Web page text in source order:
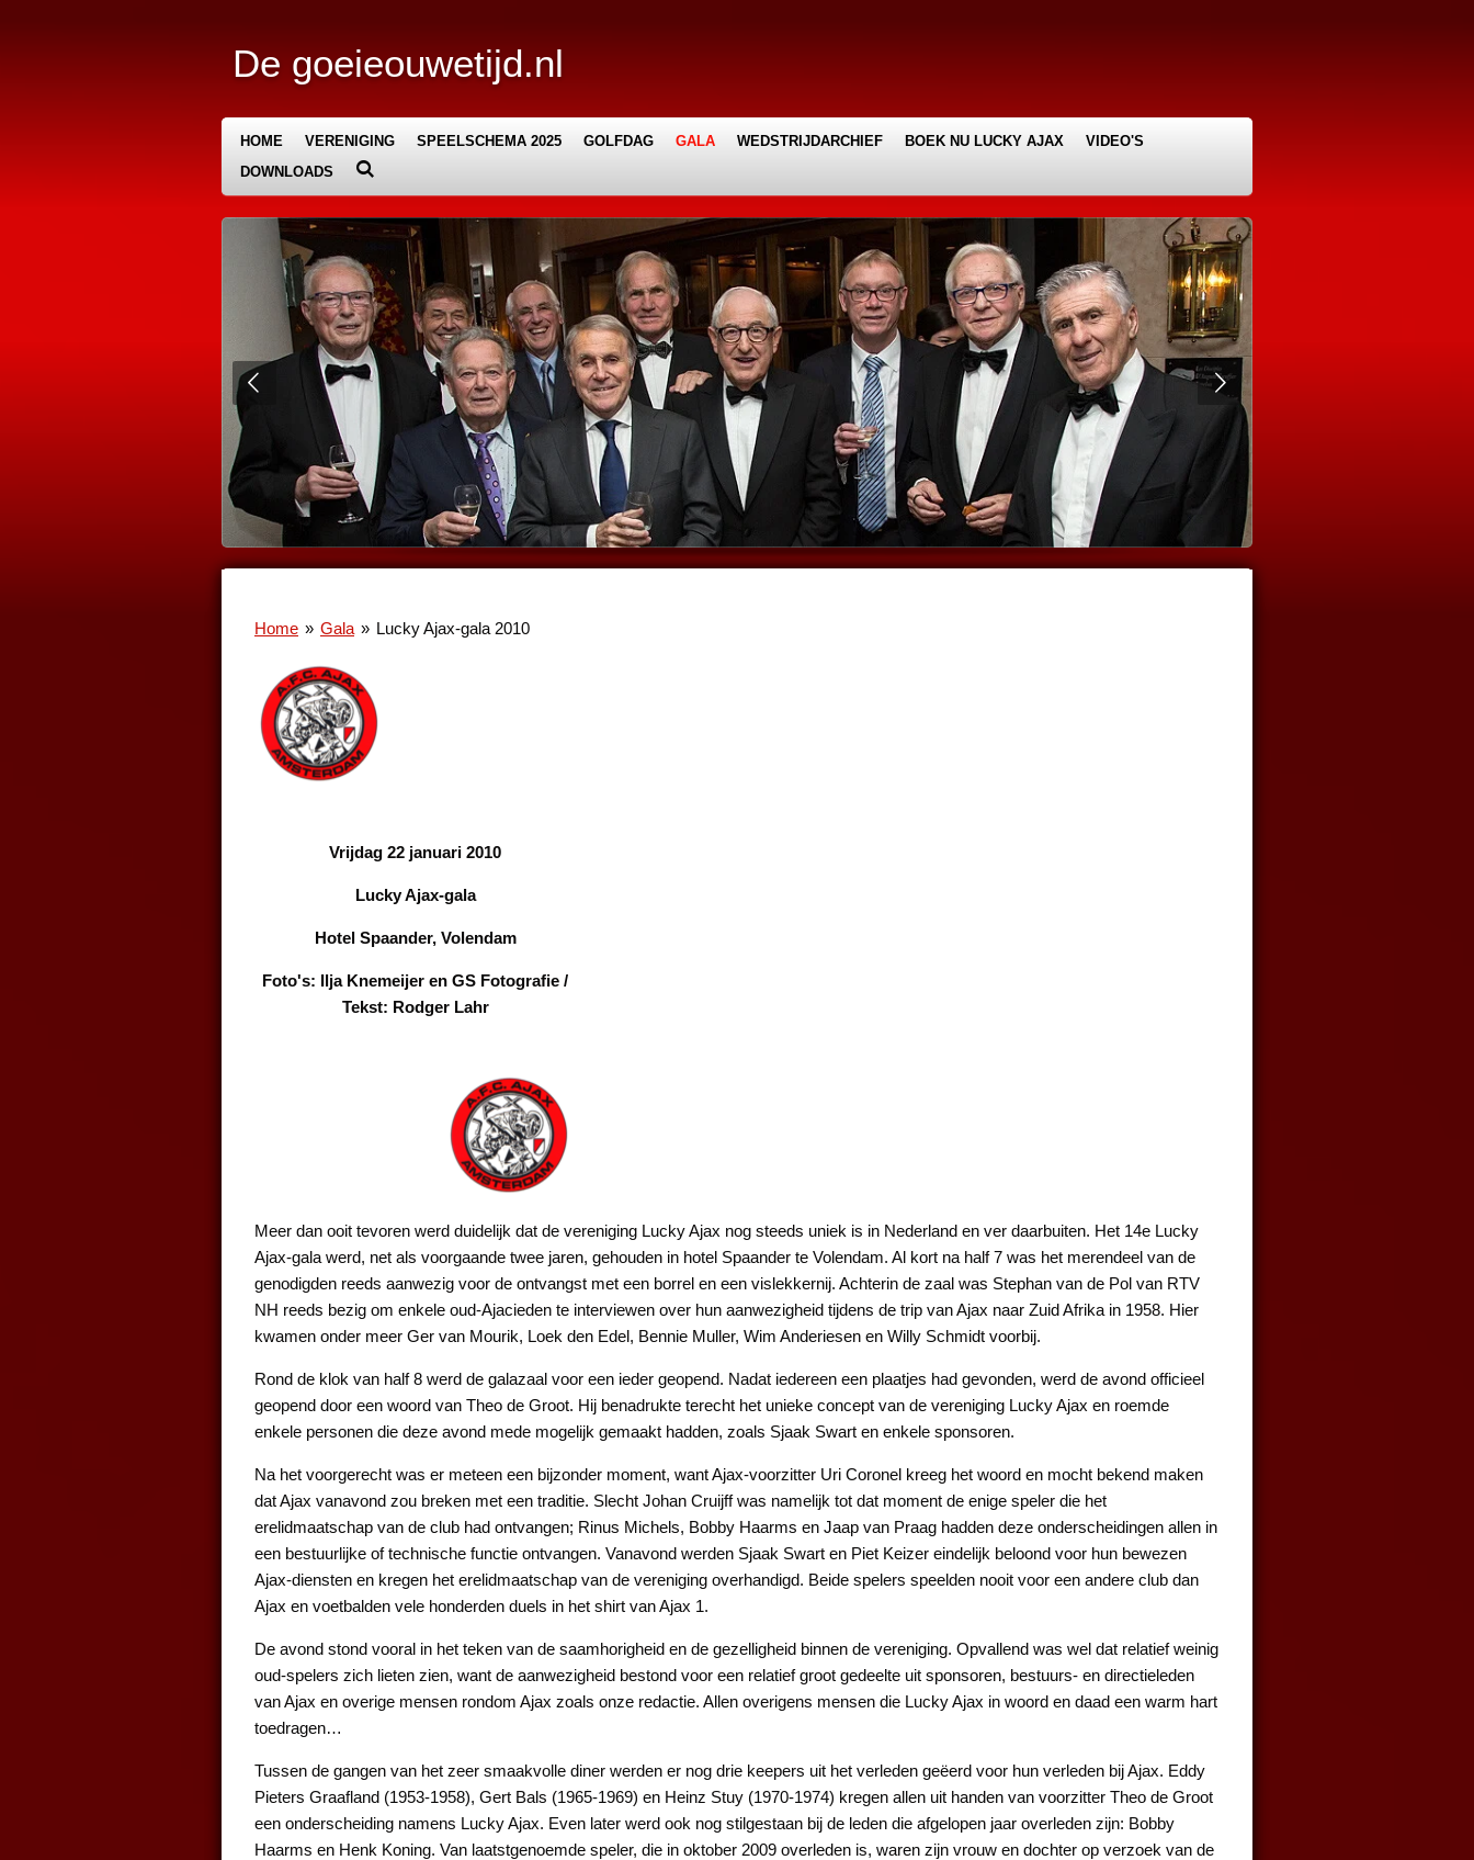
De goeieouwetijd.nl
HOME VERENIGING SPEELSCHEMA 2025 GOLFDAG GALA WEDSTRIJDARCHIEF BOEK NU LUCKY AJAX
VIDEO'S
DOWNLOADS
Home » Gala » Lucky Ajax-gala 2010
Vrijdag 22 januari 2010
Lucky Ajax-gala
Hotel Spaander, Volendam
Foto's: Ilja Knemeijer en GS Fotografie /
Tekst: Rodger Lahr
Meer dan ooit tevoren werd duidelijk dat de vereniging Lucky Ajax nog steeds uniek is in Nederland en ver daarbuiten. Het 14e Lucky
Ajax-gala werd, net als voorgaande twee jaren, gehouden in hotel Spaander te Volendam. Al kort na half 7 was het merendeel van de
genodigden reeds aanwezig voor de ontvangst met een borrel en een vislekkernij. Achterin de zaal was Stephan van de Pol van RTV
NH reeds bezig om enkele oud-Ajacieden te interviewen over hun aanwezigheid tijdens de trip van Ajax naar Zuid Afrika in 1958. Hier
kwamen onder meer Ger van Mourik, Loek den Edel, Bennie Muller, Wim Anderiesen en Willy Schmidt voorbij.
Rond de klok van half 8 werd de galazaal voor een ieder geopend. Nadat iedereen een plaatjes had gevonden, werd de avond officieel
geopend door een woord van Theo de Groot. Hij benadrukte terecht het unieke concept van de vereniging Lucky Ajax en roemde
enkele personen die deze avond mede mogelijk gemaakt hadden, zoals Sjaak Swart en enkele sponsoren.
Na het voorgerecht was er meteen een bijzonder moment, want Ajax-voorzitter Uri Coronel kreeg het woord en mocht bekend maken
dat Ajax vanavond zou breken met een traditie. Slecht Johan Cruijff was namelijk tot dat moment de enige speler die het
erelidmaatschap van de club had ontvangen; Rinus Michels, Bobby Haarms en Jaap van Praag hadden deze onderscheidingen allen in
een bestuurlijke of technische functie ontvangen. Vanavond werden Sjaak Swart en Piet Keizer eindelijk beloond voor hun bewezen
Ajax-diensten en kregen het erelidmaatschap van de vereniging overhandigd. Beide spelers speelden nooit voor een andere club dan
Ajax en voetbalden vele honderden duels in het shirt van Ajax 1.
De avond stond vooral in het teken van de saamhorigheid en de gezelligheid binnen de vereniging. Opvallend was wel dat relatief weinig
oud-spelers zich lieten zien, want de aanwezigheid bestond voor een relatief groot gedeelte uit sponsoren, bestuurs- en directieleden
van Ajax en overige mensen rondom Ajax zoals onze redactie. Allen overigens mensen die Lucky Ajax in woord en daad een warm hart
toedragen…
Tussen de gangen van het zeer smaakvolle diner werden er nog drie keepers uit het verleden geëerd voor hun verleden bij Ajax. Eddy
Pieters Graafland (1953-1958), Gert Bals (1965-1969) en Heinz Stuy (1970-1974) kregen allen uit handen van voorzitter Theo de Groot
een onderscheiding namens Lucky Ajax. Even later werd ook nog stilgestaan bij de leden die afgelopen jaar overleden zijn: Bobby
Haarms en Henk Koning. Van laatstgenoemde speler, die in oktober 2009 overleden is, waren zijn vrouw en dochter op verzoek van de